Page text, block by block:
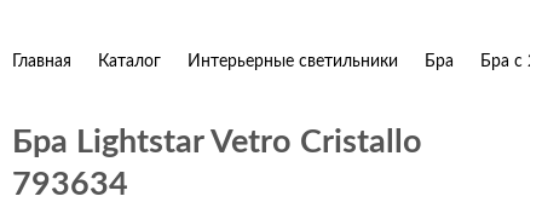
Главная Каталог Интерьерные светильники Бра Бра с
Бра Lightstar Vetro Cristallo
793634